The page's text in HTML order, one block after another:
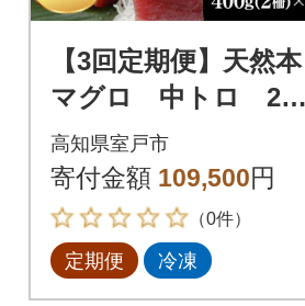
【3回定期便】天然本
マグロ 中トロ 2
柵 解凍書付 海鮮 魚
介 鮪 惣菜 冷凍 クロ
マグロ まぐ
高知県室戸市
寄付金額 109,500円
（0件）
定期便 冷凍